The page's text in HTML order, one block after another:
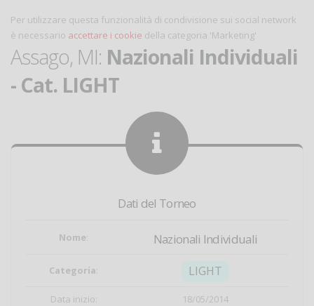
Per utilizzare questa funzionalità di condivisione sui social network
è necessario accettare i cookie della categoria 'Marketing'
Assago, MI: Nazionali Individuali
- Cat. LIGHT
Dati del Torneo
Nome: Nazionali Individuali
Categoria: LIGHT
Data inizio:
18/05/2014